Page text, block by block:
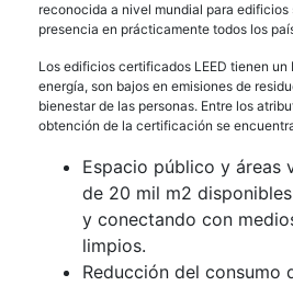
reconocida a nivel mundial para edificios
presencia en prácticamente todos los
Los edificios certificados LEED tienen un
energía, son bajos en emisiones de
bienestar de las personas. Entre los
obtención de la certificación se
Espacio público y áreas
de 20 mil m2
y conectando con
limpios.
Reducción del consumo